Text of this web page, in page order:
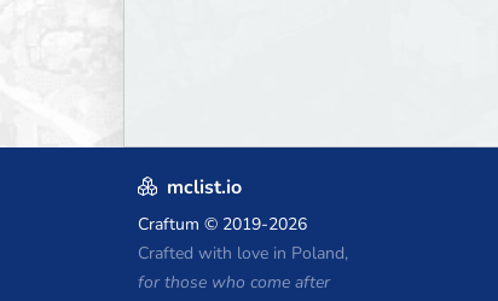
mclist.io
Craftum © 2019-2026
Crafted with love in Poland,
for those who come after